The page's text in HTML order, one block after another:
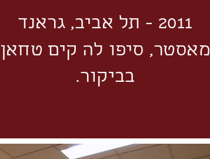
2011 - תל אביב, גראנד
מאסטר, סיפו לה קים טחאן
בביקור.